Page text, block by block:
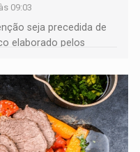
09:03
seja precedida de
elaborado pelos